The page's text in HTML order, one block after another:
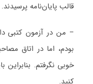
قالب پایان‌نامه پرسیدند.
– من در آزمون کتبی
بودم، اما در اتاق
خوبی نگرفتم.